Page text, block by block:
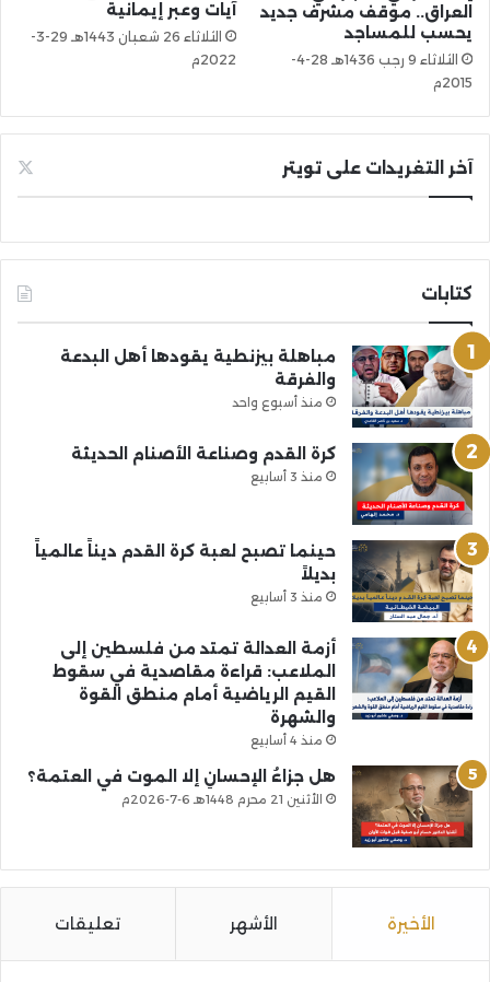
العراق.. موقف مشرف جديد
يحسب للمساجد
الثلاثاء 9 رجب 1436هـ 28-4-
2015م
آيات وعبر إيمانية
الثلاثاء 26 شعبان 1443هـ 29-3-
2022م
آخر التغريدات على تويتر
كتابات
مباهلة بيزنطية يقودها أهل البدعة
والفرقة
منذ أسبوع واحد
كرة القدم وصناعة الأصنام الحديثة
منذ 3 أسابيع
حينما تصبح لعبة كرة القدم ديناً عالمياً
بديلاً
منذ 3 أسابيع
أزمة العدالة تمتد من فلسطين إلى
الملاعب: قراءة مقاصدية في سقوط
القيم الرياضية أمام منطق القوة
والشهرة
منذ 4 أسابيع
هل جزاءُ الإحسانِ إلا الموت في العتمة؟
الأثنين 21 محرم 1448هـ 6-7-2026م
الأخيرة الأشهر تعليقات